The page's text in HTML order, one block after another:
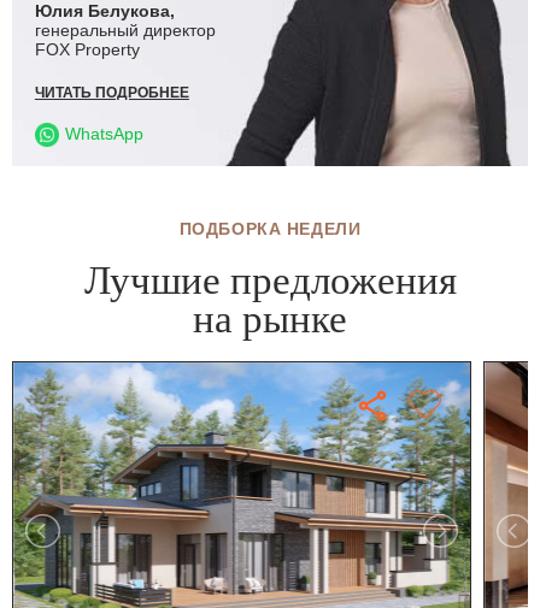
Юлия Белукова,
генеральный директор
FOX Property
ЧИТАТЬ ПОДРОБНЕЕ
WhatsApp
ПОДБОРКА НЕДЕЛИ
Лучшие предложения
на рынке